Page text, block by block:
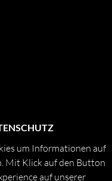
um Informationen auf
Mit Klick auf den Button
auf unserer